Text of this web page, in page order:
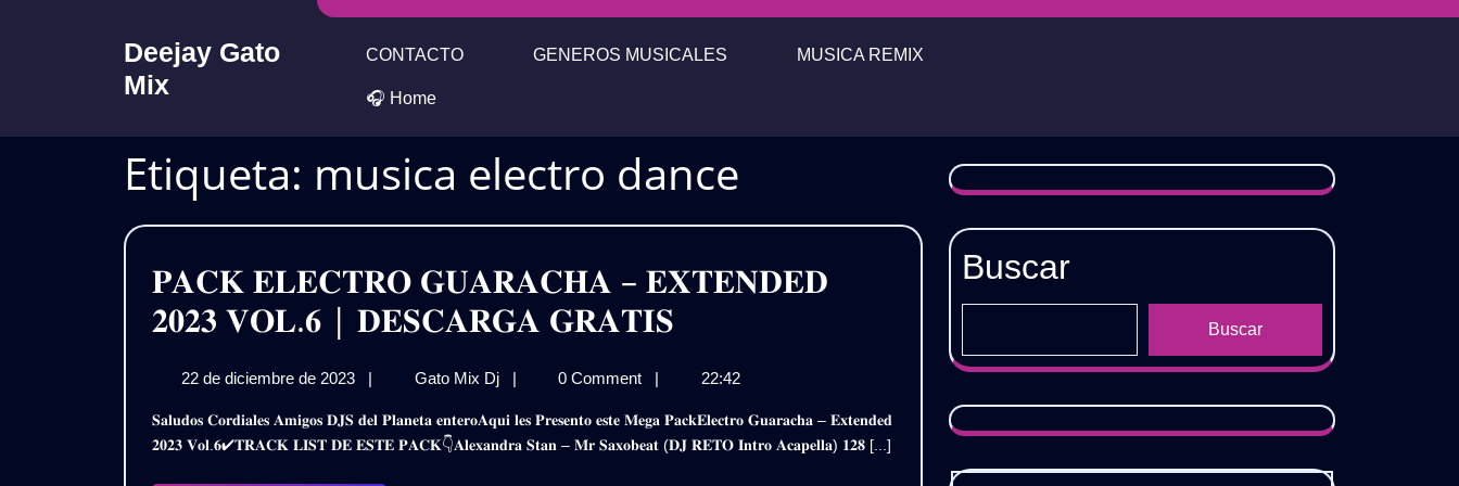
Deejay Gato
Mix
CONTACTO GENEROS MUSICALES MUSICA REMIX
🎧 Home
Etiqueta: musica electro dance
𝐏𝐀𝐂𝐊 𝐄𝐋𝐄𝐂𝐓𝐑𝐎 𝐆𝐔𝐀𝐑𝐀𝐂𝐇𝐀 – 𝐄𝐗𝐓𝐄𝐍𝐃𝐄𝐃
𝟐𝟎𝟐𝟑 𝐕𝐎𝐋.𝟔 | 𝐃𝐄𝐒𝐂𝐀𝐑𝐆𝐀 𝐆𝐑𝐀𝐓𝐈𝐒
𝐆𝐔𝐀𝐑𝐀𝐂𝐇𝐀
–
22 de diciembre de 2023
22
diciembre
de
| Gato Mix Dj
𝐏𝐀𝐂𝐊
𝐆𝐔𝐀𝐑𝐀𝐂𝐇𝐀
–
| 0 Comment | 22:42
𝐒𝐚𝐥𝐮𝐝𝐨𝐬 𝐂𝐨𝐫𝐝𝐢𝐚𝐥𝐞𝐬 𝐀𝐦𝐢𝐠𝐨𝐬 𝐃𝐉𝐒 𝐝𝐞𝐥 𝐏𝐥𝐚𝐧𝐞𝐭𝐚 𝐞𝐧𝐭𝐞𝐫𝐨𝐀𝐪𝐮𝐢 𝐥𝐞𝐬 𝐏𝐫𝐞𝐬𝐞𝐧𝐭𝐨 𝐞𝐬𝐭𝐞 𝐌𝐞𝐠𝐚 𝐏𝐚𝐜𝐤𝐄𝐥𝐞𝐜𝐭𝐫𝐨 𝐆𝐮𝐚𝐫𝐚𝐜𝐡𝐚 – 𝐄𝐱𝐭𝐞𝐧𝐝𝐞𝐝
𝟐𝟎𝟐𝟑 𝐕𝐨𝐥.𝟔✔𝐓𝐑𝐀𝐂𝐊 𝐋𝐈𝐒𝐓 𝐃𝐄 𝐄𝐒𝐓𝐄 𝐏𝐀𝐂𝐊👇𝐀𝐥𝐞𝐱𝐚𝐧𝐝𝐫𝐚 𝐒𝐭𝐚𝐧 – 𝐌𝐫 𝐒𝐚𝐱𝐨𝐛𝐞𝐚𝐭 (𝐃𝐉 𝐑𝐄𝐓𝐎 𝐈𝐧𝐭𝐫𝐨 𝐀𝐜𝐚𝐩𝐞𝐥𝐥𝐚) 𝟏𝟐𝟖 [...]
Buscar
Buscar